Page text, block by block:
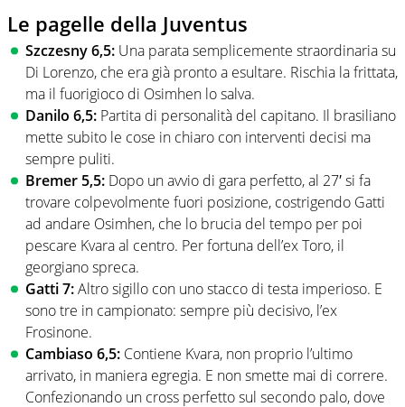
Le pagelle della Juventus
Szczesny 6,5: Una parata semplicemente straordinaria su
Di Lorenzo, che era già pronto a esultare. Rischia la frittata,
ma il fuorigioco di Osimhen lo salva.
Danilo 6,5: Partita di personalità del capitano. Il brasiliano
mette subito le cose in chiaro con interventi decisi ma
sempre puliti.
Bremer 5,5: Dopo un avvio di gara perfetto, al 27′ si fa
trovare colpevolmente fuori posizione, costrigendo Gatti
ad andare Osimhen, che lo brucia del tempo per poi
pescare Kvara al centro. Per fortuna dell’ex Toro, il
georgiano spreca.
Gatti 7:Altro sigillo con uno stacco di testa imperioso. E
sono tre in campionato: sempre più decisivo, l’ex
Frosinone.
Cambiaso 6,5: Contiene Kvara, non proprio l’ultimo
arrivato, in maniera egregia. E non smette mai di correre.
Confezionando un cross perfetto sul secondo palo, dove